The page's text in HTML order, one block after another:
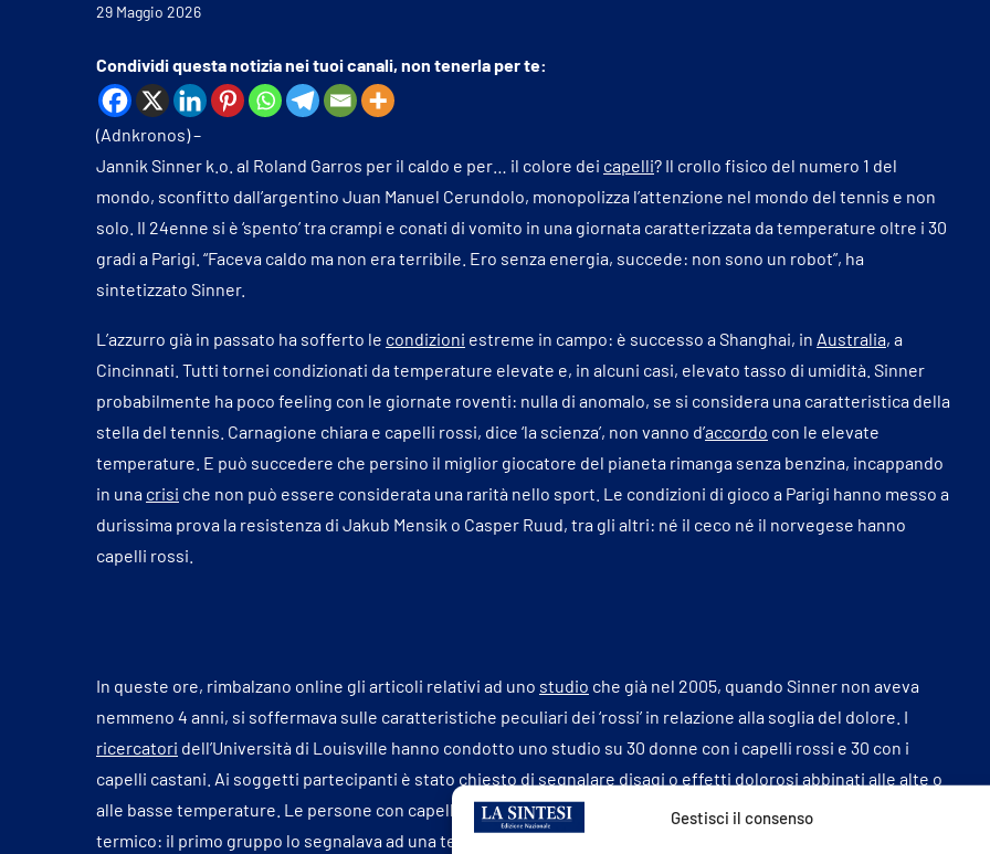
Gestisci il consenso
29 Maggio 2026
Condividi questa notizia nei tuoi canali, non tenerla per te:
(Adnkronos) –
Jannik Sinner k.o. al Roland Garros per il caldo e per… il colore dei capelli? Il crollo fisico del numero 1 del
mondo, sconfitto dall’argentino Juan Manuel Cerundolo, monopolizza l’attenzione nel mondo del tennis e non
solo. Il 24enne si è ‘spento’ tra crampi e conati di vomito in una giornata caratterizzata da temperature oltre i 30
gradi a Parigi. “Faceva caldo ma non era terribile. Ero senza energia, succede: non sono un robot”, ha
sintetizzato Sinner.
L’azzurro già in passato ha sofferto le condizioni estreme in campo: è successo a Shanghai, in Australia, a
Cincinnati. Tutti tornei condizionati da temperature elevate e, in alcuni casi, elevato tasso di umidità. Sinner
probabilmente ha poco feeling con le giornate roventi: nulla di anomalo, se si considera una caratteristica della
stella del tennis. Carnagione chiara e capelli rossi, dice ‘la scienza’, non vanno d’accordo con le elevate
temperature. E può succedere che persino il miglior giocatore del pianeta rimanga senza benzina, incappando
in una crisi che non può essere considerata una rarità nello sport. Le condizioni di gioco a Parigi hanno messo a
durissima prova la resistenza di Jakub Mensik o Casper Ruud, tra gli altri: né il ceco né il norvegese hanno
capelli rossi.
In queste ore, rimbalzano online gli articoli relativi ad uno studio che già nel 2005, quando Sinner non aveva
nemmeno 4 anni, si soffermava sulle caratteristiche peculiari dei ‘rossi’ in relazione alla soglia del dolore. I
ricercatori dell’Università di Louisville hanno condotto uno studio su 30 donne con i capelli rossi e 30 con i
capelli castani. Ai soggetti partecipanti è stato chiesto di segnalare disagi o effetti dolorosi abbinati alle alte o
alle basse temperature. Le persone con capelli rossi hanno mostrato una maggiore sensibilità al dolore
termico: il primo gruppo lo segnalava ad una temperatura più bassa rispetto al livello raggiunto dal secondo,